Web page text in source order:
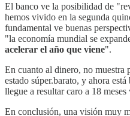
El banco ve la posibilidad de
hemos vivido en la segunda
fundamental ve buenas
"la economía mundial se
acelerar el año que viene".
En cuanto al dinero, no muestra
estado súper.barato, y ahora
llegue a resultar caro a 18 meses
En conclusión, una visión muy